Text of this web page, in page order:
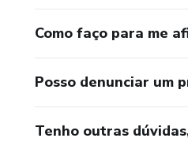
Como faço para me
Posso denunciar um
Tenho outras